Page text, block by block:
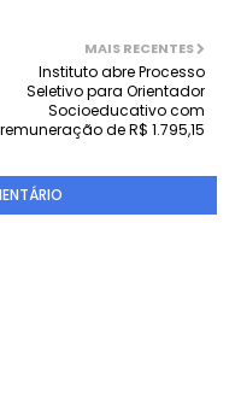
MAIS RECENTES
Instituto abre Processo
Seletivo para Orientador
Socioeducativo com
remuneração de R$ 1.795,15